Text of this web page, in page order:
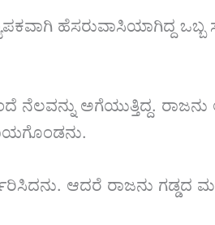
ಹೆಸರುವಾಸಿಯಾಗಿದ್ದ
ನೆಲವನ್ನು ಅಗೆಯುತ್ತಿದ್ದ.
ಆದರೆ ರಾಜನು ಗಡ್ಡದ